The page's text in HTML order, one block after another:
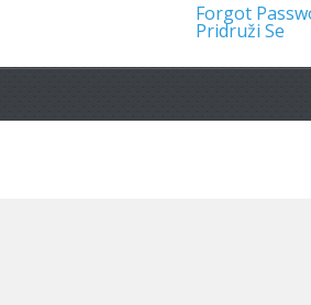
Forgot
Pridruži Se